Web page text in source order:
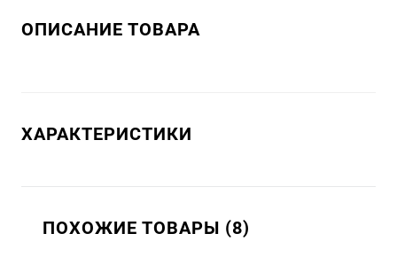
ОПИСАНИЕ ТОВАРА
ХАРАКТЕРИСТИКИ
ПОХОЖИЕ ТОВАРЫ (8)